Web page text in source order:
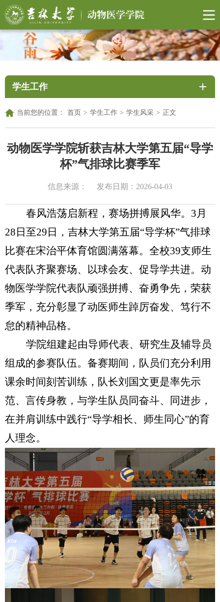
学生工作
当前您的位置： 首页 > 学生工作 > 学生风采 > 正文
动物医学学院斩获吉林大学第五届“导学
杯”气排球比赛季军
信息来源： 发布日期：2026-04-03
春风浩荡启新程，赛场拼搏展风华。 3 月
28 日至29 日，吉林大学第五届“导学杯”气排球
比赛在宋治平体育馆圆满落幕。全校39支师生
代表队齐聚赛场、以球会友、促导学共进。动
物医学学院代表队顽强拼搏、奋勇争先，荣获
季军，充分彰显了动医师生踔厉奋发、笃行不
怠的精神品格。
学院组建起由导师代表、研究生及辅导员
组成的参赛队伍。备赛期间，队员们充分利用
课余时间刻苦训练，队长刘国文更是率先示
范、言传身教，与学生队员同奋斗、同进步，
在并肩训练中践行“导学相长、师生同心”的育
人理念。